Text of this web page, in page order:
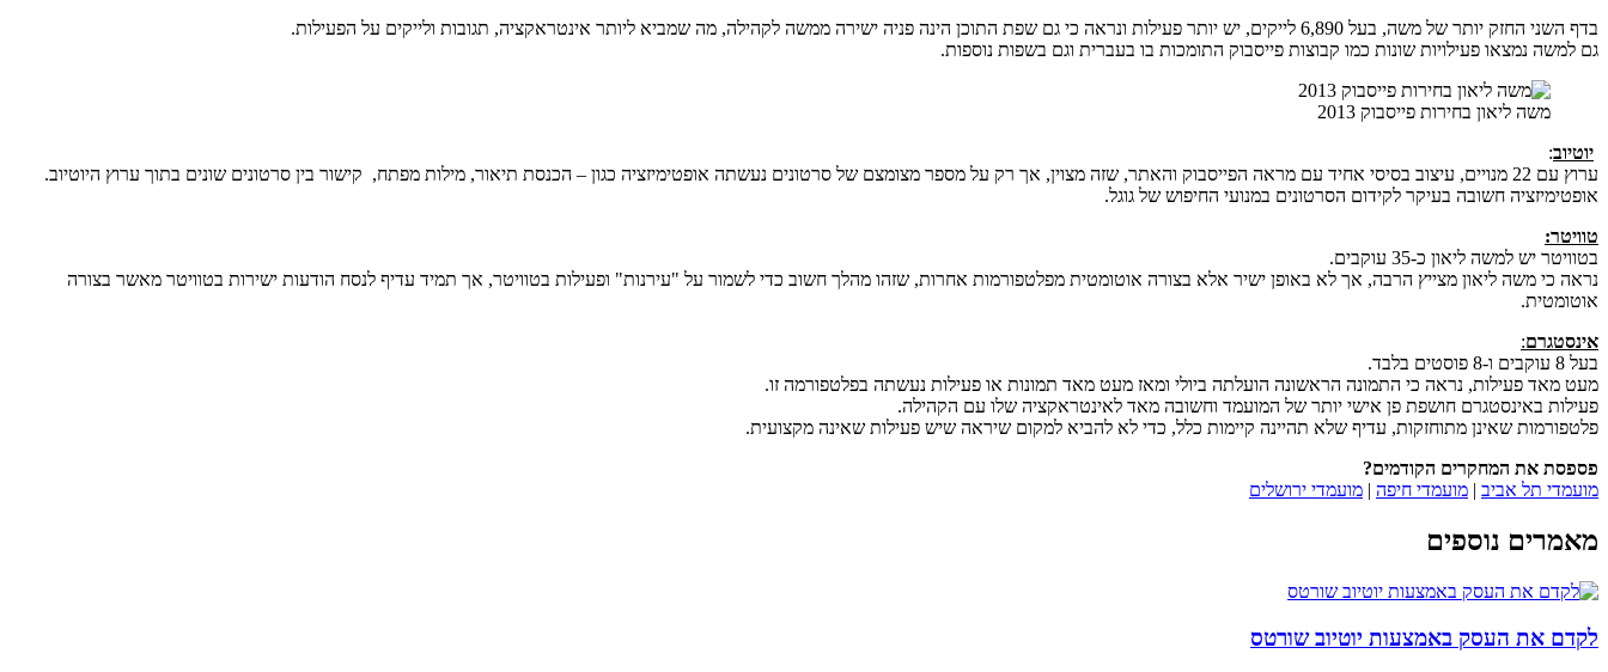
בדף השני החזק יותר של משה, בעל 6,890 לייקים, יש יותר פעילות ונראה כי גם שפת התוכן הינה פניה ישירה ממשה לקהילה, מה שמביא ליותר אינטראקציה, תגובות ולייקים על הפעילות.
גם למשה נמצאו פעילויות שונות כמו קבוצות פייסבוק התומכות בו בעברית וגם בשפות נוספות.
משה ליאון בחירות פייסבוק 2013
יוטיוב:
ערוץ עם 22 מנויים, עיצוב בסיסי אחיד עם מראה הפייסבוק והאתר, שזה מצוין, אך רק על מספר מצומצם של סרטונים נעשתה אופטימיזציה כגון – הכנסת תיאור, מילות מפתח, קישור בין סרטונים שונים בתוך ערוץ היוטיוב.
אופטימיזציה חשובה בעיקר לקידום הסרטונים במנועי החיפוש של גוגל.
טוויטר:
בטוויטר יש למשה ליאון כ-35 עוקבים.
נראה כי משה ליאון מצייץ הרבה, אך לא באופן ישיר אלא בצורה אוטומטית מפלטפורמות אחרות, שזהו מהלך חשוב כדי לשמור על "עירנות" ופעילות בטוויטר, אך תמיד עדיף לנסח הודעות ישירות בטוויטר מאשר בצורה
אוטומטית.
אינסטגרם:
בעל 8 עוקבים ו-8 פוסטים בלבד.
מעט מאד פעילות, נראה כי התמונה הראשונה הועלתה ביולי ומאז מעט מאד תמונות או פעילות נעשתה בפלטפורמה זו.
פעילות באינסטגרם חושפת פן אישי יותר של המועמד וחשובה מאד לאינטראקציה שלו עם הקהילה.
פלטפורמות שאינן מתוחזקות, עדיף שלא תהיינה קיימות כלל, כדי לא להביא למקום שיראה שיש פעילות שאינה מקצועית.
פספסת את המחקרים הקודמים?
מועמדי תל אביב | מועמדי חיפה | מועמדי ירושלים
מאמרים נוספים
לקדם את העסק באמצעות יוטיוב שורטס